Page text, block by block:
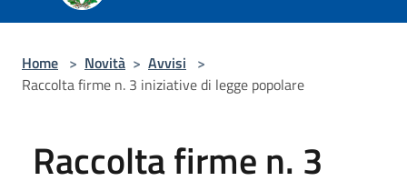
Home > Novità > Avvisi >
Raccolta firme n. 3 iniziative di legge popolare
Raccolta firme n. 3